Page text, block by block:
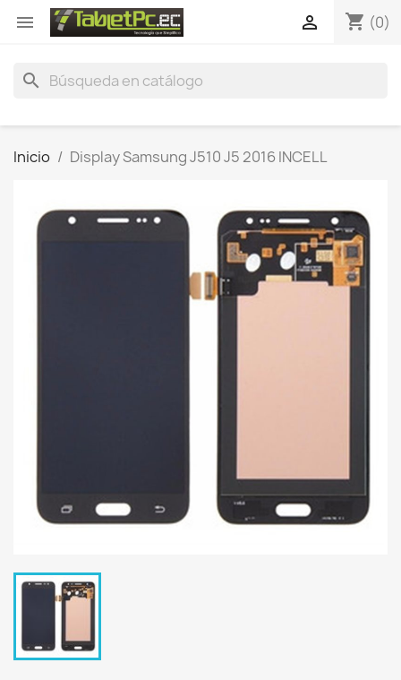
 shopping_cart (0)

search
Inicio Display Samsung J510 J5 2016 INCELL